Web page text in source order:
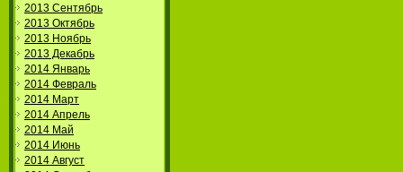
2013 Сентябрь
2013 Октябрь
2013 Ноябрь
2013 Декабрь
2014 Январь
2014 Февраль
2014 Март
2014 Апрель
2014 Май
2014 Июнь
2014 Август